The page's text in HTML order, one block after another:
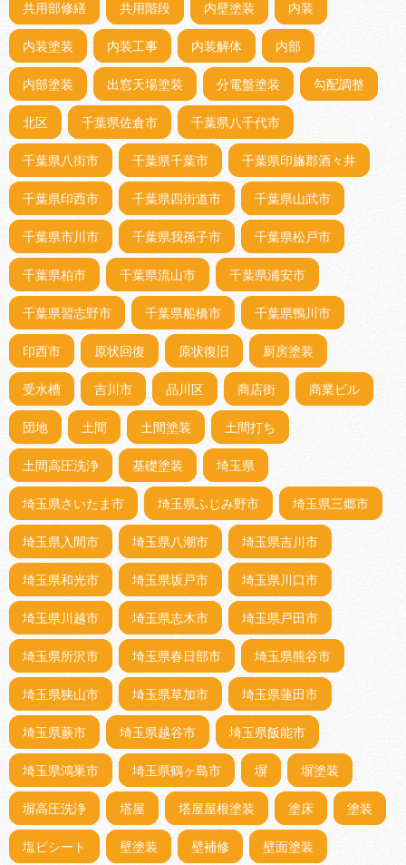
共用部修繕 共用階段 内壁塗装 内装
内装塗装 内装工事 内装解体 内部
内部塗装 出窓天場塗装 分電盤塗装 勾配調整
北区 千葉県佐倉市 千葉県八千代市
千葉県八街市 千葉県千葉市 千葉県印旛郡酒々井
千葉県印西市 千葉県四街道市 千葉県山武市
千葉県市川市 千葉県我孫子市 千葉県松戸市
千葉県柏市 千葉県流山市 千葉県浦安市
千葉県習志野市 千葉県船橋市 千葉県鴨川市
印西市 原状回復 原状復旧 厨房塗装
受水槽 吉川市 品川区 商店街 商業ビル
団地 土間 土間塗装 土間打ち
土間高圧洗浄 基礎塗装 埼玉県
埼玉県さいたま市 埼玉県ふじみ野市 埼玉県三郷市
埼玉県入間市 埼玉県八潮市 埼玉県吉川市
埼玉県和光市 埼玉県坂戸市 埼玉県川口市
埼玉県川越市 埼玉県志木市 埼玉県戸田市
埼玉県所沢市 埼玉県春日部市 埼玉県熊谷市
埼玉県狭山市 埼玉県草加市 埼玉県蓮田市
埼玉県蕨市 埼玉県越谷市 埼玉県飯能市
埼玉県鴻巣市 埼玉県鶴ヶ島市 塀 塀塗装
塀高圧洗浄 塔屋 塔屋屋根塗装 塗床 塗装
塩ビシート 壁塗装 壁補修 壁面塗装